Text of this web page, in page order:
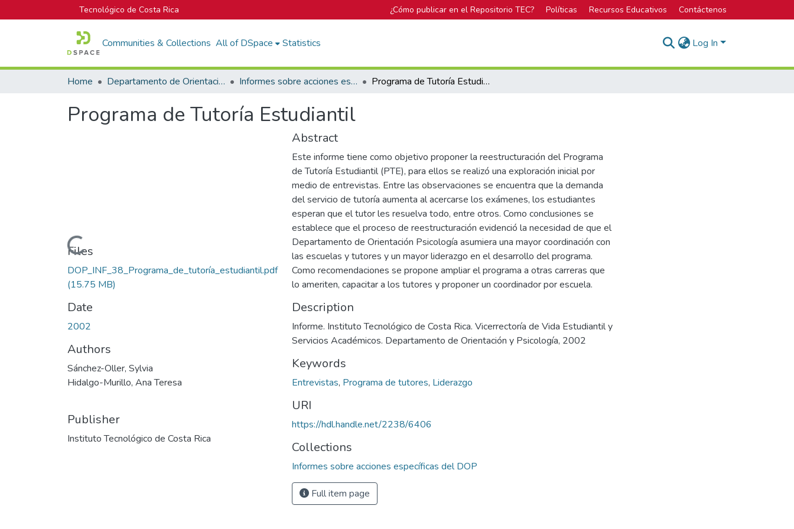
Tecnológico de Costa Rica ¿Cómo publicar en el Repositorio TEC? Políticas Recursos Educativos Contáctenos
Communities & Collections All of DSpace Statistics Log In
Home Departamento de Orientación y Psicología Informes sobre acciones específicas del DOP Programa de Tutoría Estudiantil
Programa de Tutoría Estudiantil
Loading...
Files
DOP_INF_38_Programa_de_tutoría_estudiantil.pdf
(15.75 MB)
Date
2002
Authors
Sánchez-Oller, Sylvia
Hidalgo-Murillo, Ana Teresa
Publisher
Instituto Tecnológico de Costa Rica
Abstract
Este informe tiene como objetivo proponer la reestructuración del Programa
de Tutoría Estudiantil (PTE), para ellos se realizó una exploración inicial por
medio de entrevistas. Entre las observaciones se encuentra que la demanda
del servicio de tutoría aumenta al acercarse los exámenes, los estudiantes
esperan que el tutor les resuelva todo, entre otros. Como conclusiones se
establece que el proceso de reestructuración evidenció la necesidad de que el
Departamento de Orientación Psicología asumiera una mayor coordinación con
las escuelas y tutores y un mayor liderazgo en el desarrollo del programa.
Como recomendaciones se propone ampliar el programa a otras carreras que
lo ameriten, capacitar a los tutores y proponer un coordinador por escuela.
Description
Informe. Instituto Tecnológico de Costa Rica. Vicerrectoría de Vida Estudiantil y
Servicios Académicos. Departamento de Orientación y Psicología, 2002
Keywords
Entrevistas, Programa de tutores, Liderazgo
URI
https://hdl.handle.net/2238/6406
Collections
Informes sobre acciones específicas del DOP
Full item page